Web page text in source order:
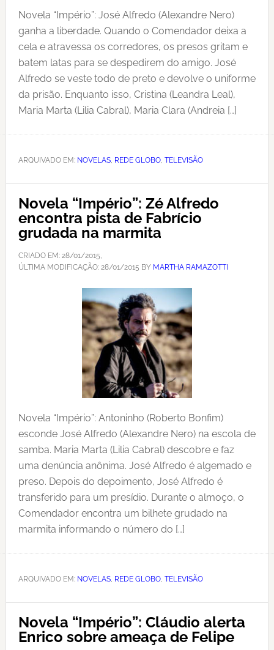
Novela “Império”: José Alfredo (Alexandre Nero)
ganha a liberdade. Quando o Comendador deixa a
cela e atravessa os corredores, os presos gritam e
batem latas para se despedirem do amigo. José
Alfredo se veste todo de preto e devolve o uniforme
da prisão. Enquanto isso, Cristina (Leandra Leal),
Maria Marta (Lilia Cabral), Maria Clara (Andreia […]
ARQUIVADO EM: NOVELAS, REDE GLOBO, TELEVISÃO
Novela “Império”: Zé Alfredo
encontra pista de Fabrício
grudada na marmita
CRIADO EM: 28/01/2015,
ÚLTIMA MODIFICAÇÃO: 28/01/2015 BY MARTHA RAMAZOTTI
Novela “Império”: Antoninho (Roberto Bonfim)
esconde José Alfredo (Alexandre Nero) na escola de
samba. Maria Marta (Lilia Cabral) descobre e faz
uma denúncia anônima. José Alfredo é algemado e
preso. Depois do depoimento, José Alfredo é
transferido para um presídio. Durante o almoço, o
Comendador encontra um bilhete grudado na
marmita informando o número do […]
ARQUIVADO EM: NOVELAS, REDE GLOBO, TELEVISÃO
Novela “Império”: Cláudio alerta
Enrico sobre ameaça de Felipe